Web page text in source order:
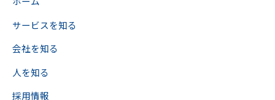
サービスを知る
会社を知る
人を知る
採用情報